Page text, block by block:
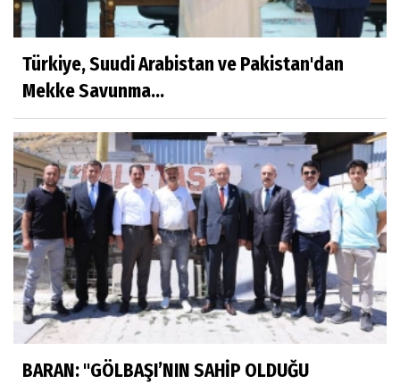
Türkiye, Suudi Arabistan ve Pakistan'dan
Mekke Savunma...
BARAN: "GÖLBAŞI’NIN SAHİP OLDUĞU